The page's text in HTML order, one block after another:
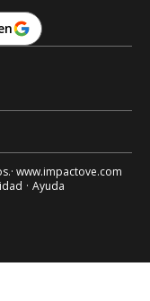
www.impactove.com
· Ayuda